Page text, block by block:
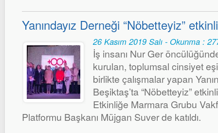
Yanındayız Derneği “Nöbetteyiz”
26 Kasım 2019 Salı - Okunma :
İş insanı Nur Ger
kurulan, toplumsal cinsiyet
birlikte çalışmalar yapan
Beşiktaş’ta “Nöbetteyiz”
Etkinliğe Marmara Grubu
Platformu Başkanı Müjgan Suver de katıldı.